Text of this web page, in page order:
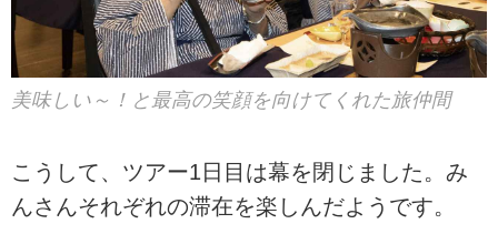
美味しい～！と最高の笑顔を向けてくれた旅仲間
こうして、ツアー1日目は幕を閉じました。み
んさんそれぞれの滞在を楽しんだようです。